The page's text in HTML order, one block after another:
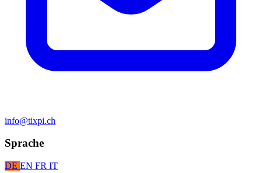
info@tixpi.ch
Sprache
DE EN FR IT